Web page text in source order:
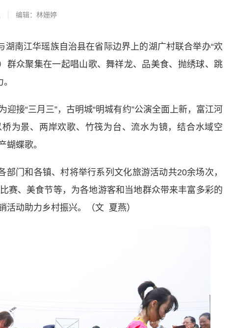
编辑：林姗婷
江华瑶族自治县在省际边界上的湖广村联合举办“欢
群众聚集在一起唱山歌、舞祥龙、品美食、抛绣球、跳
“三月三”，古明城“明城有约”公演全面上新，富江河
为景、两岸欢歌、竹筏为台、流水为镜，结合水域空
蝴蝶歌。
和各镇、村将举行系列文化旅游活动共20余场次，
赛、美食节等，为各地游客和当地群众带来丰富多彩的
活动助力乡村振兴。（文 夏燕）